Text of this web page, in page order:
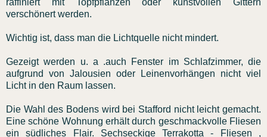
verschönert werden.
Wichtig ist, dass man die Lichtquelle nicht mindert.
Gezeigt werden u. a .auch Fenster im Schlafzimmer, die
aufgrund von Jalousien oder Leinenvorhängen nicht viel
Licht in den Raum lassen.
Die Wahl des Bodens wird bei Stafford nicht leicht gemacht.
Eine schöne Wohnung erhält durch geschmackvolle Fliesen
ein südliches Flair. Sechseckige Terrakotta - Fliesen ,